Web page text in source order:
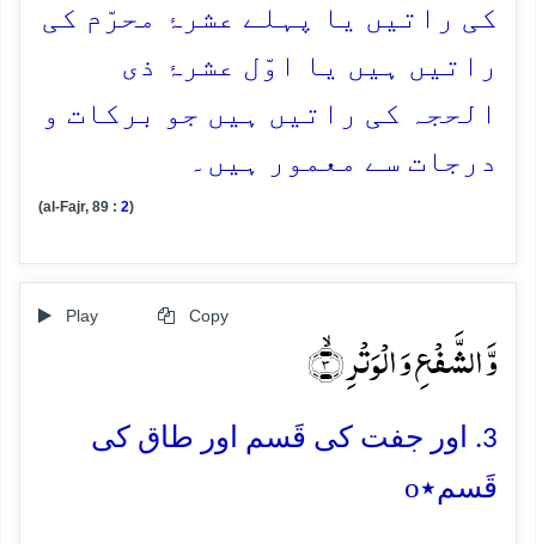
کی راتیں یا پہلے عشرۂ محرّم کی
راتیں ہیں یا اوّل عشرۂ ذی
الحجہ کی راتیں ہیں جو برکات و
درجات سے معمور ہیں۔
(al-Fajr, 89 : 2)
Play Copy
وَّ الشَّفۡعِ وَ الۡوَتۡرِ ۙ﴿۳﴾
3. اور جفت کی قَسم اور طاق کی
قَسم٭o